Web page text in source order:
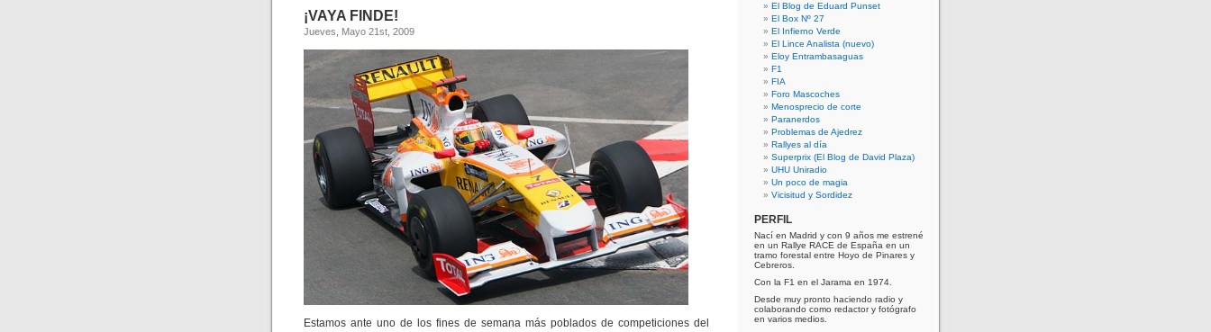
¡VAYA FINDE!
Jueves, Mayo 21st, 2009
Estamos ante uno de los fines de semana más poblados de competiciones del
El Blog de Eduard Punset
El Box Nº 27
El Infierno Verde
El Lince Analista (nuevo)
Eloy Entrambasaguas
F1
FIA
Foro Mascoches
Menosprecio de corte
Paranerdos
Problemas de Ajedrez
Rallyes al día
Superprix (El Blog de David Plaza)
UHU Uniradio
Un poco de magia
Vicisitud y Sordidez
PERFIL
Nací en Madrid y con 9 años me estrené
en un Rallye RACE de España en un
tramo forestal entre Hoyo de Pinares y
Cebreros.
Con la F1 en el Jarama en 1974.
Desde muy pronto haciendo radio y
colaborando como redactor y fotógrafo
en varios medios.